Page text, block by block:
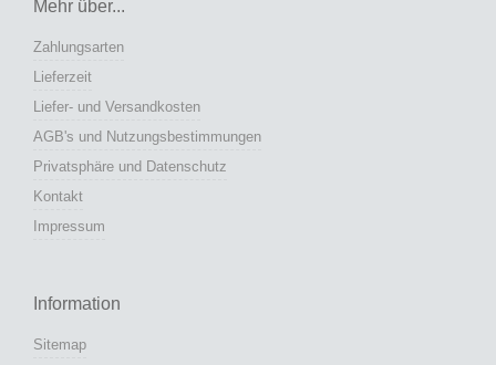
Mehr über...
Zahlungsarten
Lieferzeit
Liefer- und Versandkosten
AGB's und Nutzungsbestimmungen
Privatsphäre und Datenschutz
Kontakt
Impressum
Information
Sitemap